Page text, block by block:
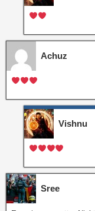
Achuz
Vishnu
Sree